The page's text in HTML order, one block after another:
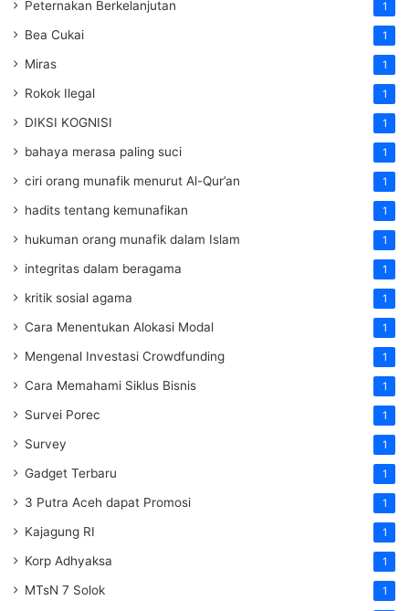
Peternakan Berkelanjutan 1
Bea Cukai 1
Miras 1
Rokok Ilegal 1
DIKSI KOGNISI 1
bahaya merasa paling suci 1
ciri orang munafik menurut Al-Qur’an 1
hadits tentang kemunafikan 1
hukuman orang munafik dalam Islam 1
integritas dalam beragama 1
kritik sosial agama 1
Cara Menentukan Alokasi Modal 1
Mengenal Investasi Crowdfunding 1
Cara Memahami Siklus Bisnis 1
Survei Porec 1
Survey 1
Gadget Terbaru 1
3 Putra Aceh dapat Promosi 1
Kajagung RI 1
Korp Adhyaksa 1
MTsN 7 Solok 1